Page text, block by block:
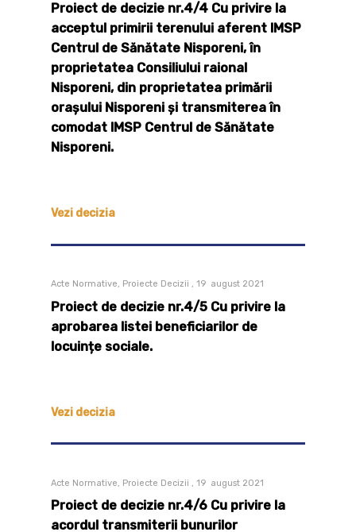
Proiect de decizie nr.4/4 Cu privire la
acceptul primirii terenului aferent IMSP
Centrul de Sănătate Nisporeni, în
proprietatea Consiliului raional
Nisporeni, din proprietatea primării
orașului Nisporeni și transmiterea în
comodat IMSP Centrul de Sănătate
Nisporeni.
Vezi decizia
Acte Normative, Proiecte Decizii , 19 august 2021
Proiect de decizie nr.4/5 Cu privire la
aprobarea listei beneficiarilor de
locuințe sociale.
Vezi decizia
Acte Normative, Proiecte Decizii , 19 august 2021
Proiect de decizie nr.4/6 Cu privire la
acordul transmiterii bunurilor